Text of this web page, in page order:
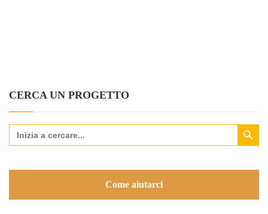
CERCA UN PROGETTO
Search
for:
Search Button
Come aiutarci